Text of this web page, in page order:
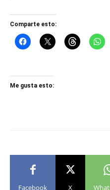
Comparte esto:
Me gusta esto:
Facebook X